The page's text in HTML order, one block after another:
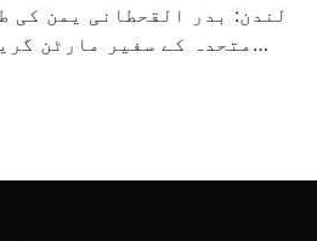
لندن: بدر القحطانی یمن کی
متحدہ کے سفیر مارٹن
ثالثی اور اس کشمکش کی